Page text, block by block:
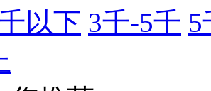
以下 3千-5千 5